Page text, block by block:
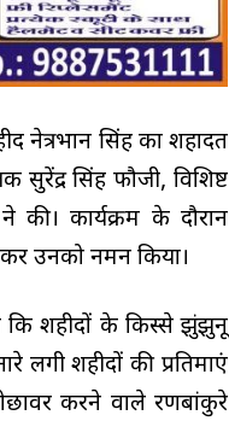
नेत्रभान सिंह का शहादत
सिंह फौजी, विशिष्ट
की। कार्यक्रम के दौरान
उनको नमन किया।
कि शहीदों के किस्से झुंझुनू
शहीदों की प्रतिमाएं
करने वाले रणबांकुरे